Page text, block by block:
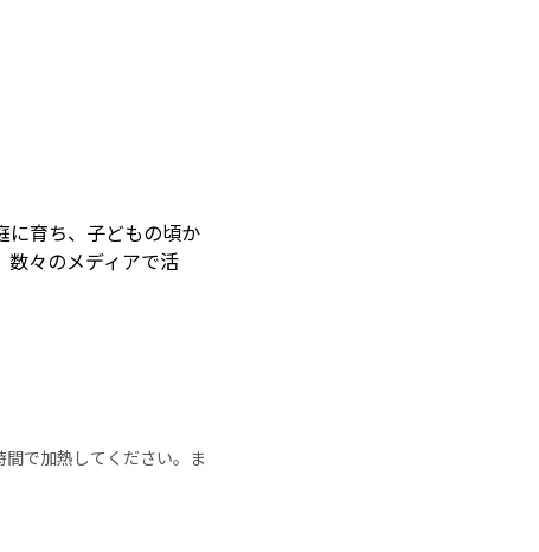
に育ち、子どもの頃か
数々のメディアで活
で加熱してください。ま